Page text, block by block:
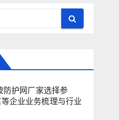
防护网厂家选择参
企业业务梳理与行业